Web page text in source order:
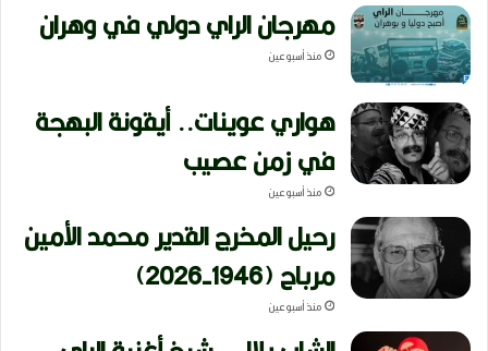
مهرجان الراي دولي في وهران
منذ أسبوعين
هواري عوينات.. أيقونة البهجة
في زمن عصيب
منذ أسبوعين
رحيل المخرج القدير محمد الأمين
مرباح (1946-2026)
منذ أسبوعين